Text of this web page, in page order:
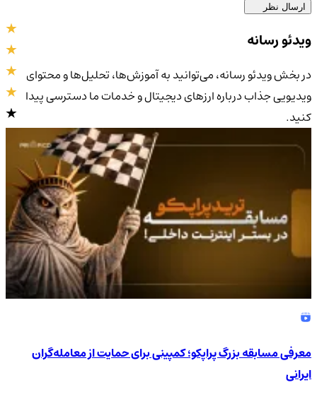
ارسال نظر
4.9/5
ویدئو رسانه
در بخش ویدئو رسانه، می‌توانید به آموزش‌ها، تحلیل‌ها و محتوای
ویدیویی جذاب درباره ارزهای دیجیتال و خدمات ما دسترسی پیدا
کنید.
معرفی مسابقه بزرگ پراپکو؛ کمپینی برای حمایت از معامله‌گران
ایرانی